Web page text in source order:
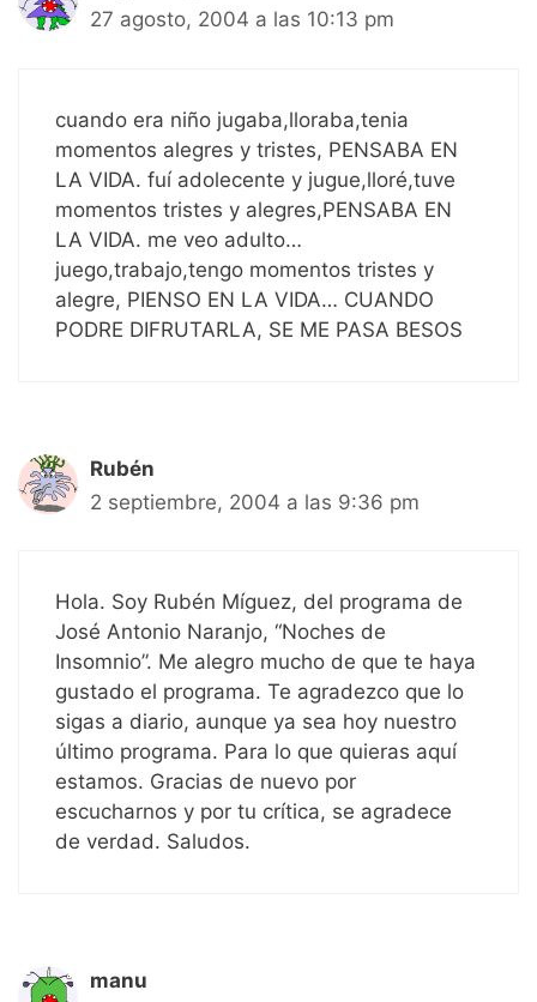
27 agosto, 2004 a las 10:13 pm
cuando era niño jugaba,lloraba,tenia
momentos alegres y tristes, PENSABA EN
LA VIDA. fuí adolecente y jugue,lloré,tuve
momentos tristes y alegres,PENSABA EN
LA VIDA. me veo adulto…
juego,trabajo,tengo momentos tristes y
alegre, PIENSO EN LA VIDA… CUANDO
PODRE DIFRUTARLA, SE ME PASA BESOS
Rubén
2 septiembre, 2004 a las 9:36 pm
Hola. Soy Rubén Míguez, del programa de
José Antonio Naranjo, “Noches de
Insomnio”. Me alegro mucho de que te haya
gustado el programa. Te agradezco que lo
sigas a diario, aunque ya sea hoy nuestro
último programa. Para lo que quieras aquí
estamos. Gracias de nuevo por
escucharnos y por tu crítica, se agradece
de verdad. Saludos.
manu